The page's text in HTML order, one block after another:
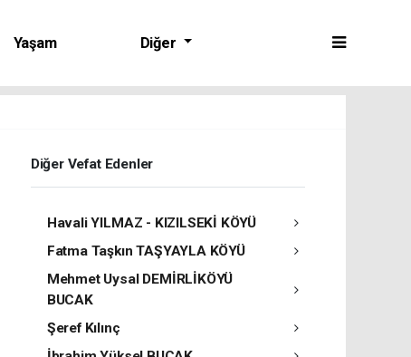
Yaşam
Diğer
Diğer Vefat Edenler
Havali YILMAZ - KIZILSEKİ KÖYÜ
Fatma Taşkın TAŞYAYLA KÖYÜ
Mehmet Uysal DEMİRLİKÖYÜ
BUCAK
Şeref Kılınç